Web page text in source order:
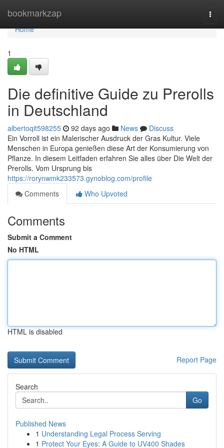
bookmarkzap
Home
Home
1
Die definitive Guide zu Prerolls
in Deutschland
albertoqit598255 92 days ago News
Discuss
Ein Vorroll ist ein Malerischer Ausdruck der Gras Kultur. Viele
Menschen in Europa genießen diese Art der Konsumierung von
Pflanze. In diesem Leitfaden erfahren Sie alles über Die Welt der
Prerolls. Vom Ursprung bis
https://rorynwmk233573.gynoblog.com/profile
Comments
Who Upvoted
Comments
Submit a Comment
No HTML
HTML is disabled
Report Page
Search
Go
Published News
1 Understanding Legal Process Serving
1 Protect Your Eyes: A Guide to UV400 Shades